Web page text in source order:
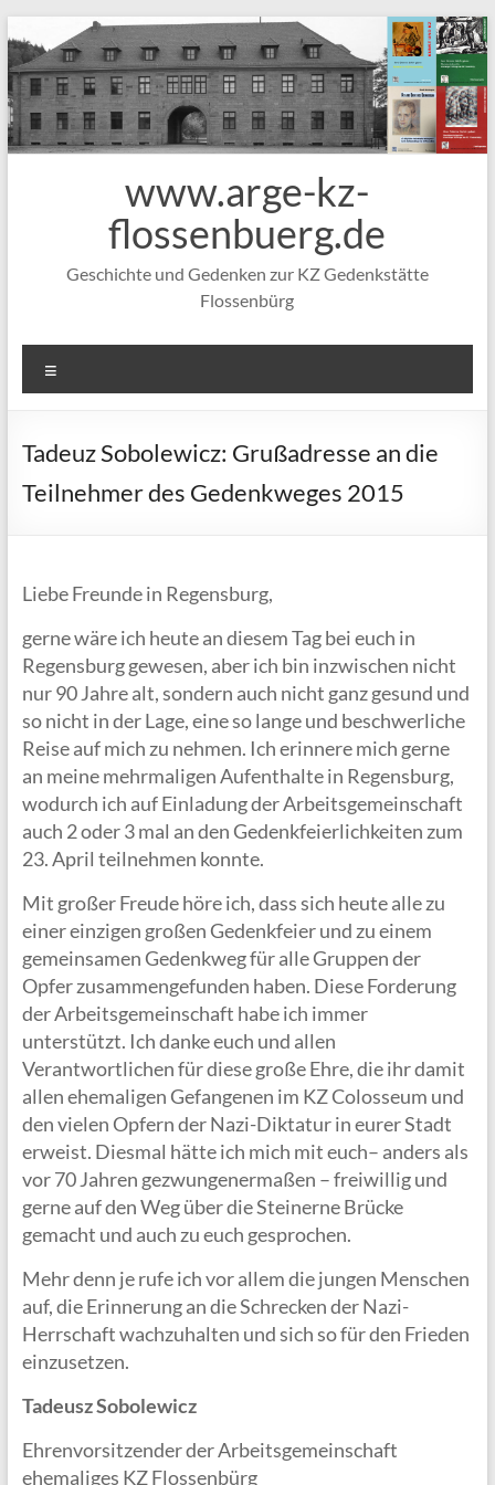
Inhalt
springen
www.arge-kz-
flossenbuerg.de
Geschichte und Gedenken zur KZ Gedenkstätte
Flossenbürg
Tadeuz Sobolewicz: Grußadresse an die
Teilnehmer des Gedenkweges 2015
Liebe Freunde in Regensburg,
gerne wäre ich heute an diesem Tag bei euch in
Regensburg gewesen, aber ich bin inzwischen nicht
nur 90 Jahre alt, sondern auch nicht ganz gesund und
so nicht in der Lage, eine so lange und beschwerliche
Reise auf mich zu nehmen. Ich erinnere mich gerne
an meine mehrmaligen Aufenthalte in Regensburg,
wodurch ich auf Einladung der Arbeitsgemeinschaft
auch 2 oder 3 mal an den Gedenkfeierlichkeiten zum
23. April teilnehmen konnte.
Mit großer Freude höre ich, dass sich heute alle zu
einer einzigen großen Gedenkfeier und zu einem
gemeinsamen Gedenkweg für alle Gruppen der
Opfer zusammengefunden haben. Diese Forderung
der Arbeitsgemeinschaft habe ich immer
unterstützt. Ich danke euch und allen
Verantwortlichen für diese große Ehre, die ihr damit
allen ehemaligen Gefangenen im KZ Colosseum und
den vielen Opfern der Nazi-Diktatur in eurer Stadt
erweist. Diesmal hätte ich mich mit euch– anders als
vor 70 Jahren gezwungenermaßen – freiwillig und
gerne auf den Weg über die Steinerne Brücke
gemacht und auch zu euch gesprochen.
Mehr denn je rufe ich vor allem die jungen Menschen
auf, die Erinnerung an die Schrecken der Nazi-
Herrschaft wachzuhalten und sich so für den Frieden
einzusetzen.
Tadeusz Sobolewicz
Ehrenvorsitzender der Arbeitsgemeinschaft
ehemaliges KZ Flossenbürg